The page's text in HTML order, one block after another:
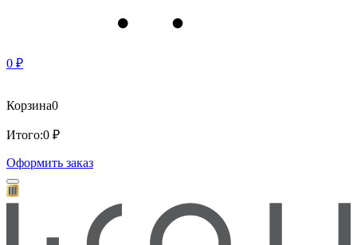
0 ₽
Корзина0
Итого:0 ₽
Оформить заказ